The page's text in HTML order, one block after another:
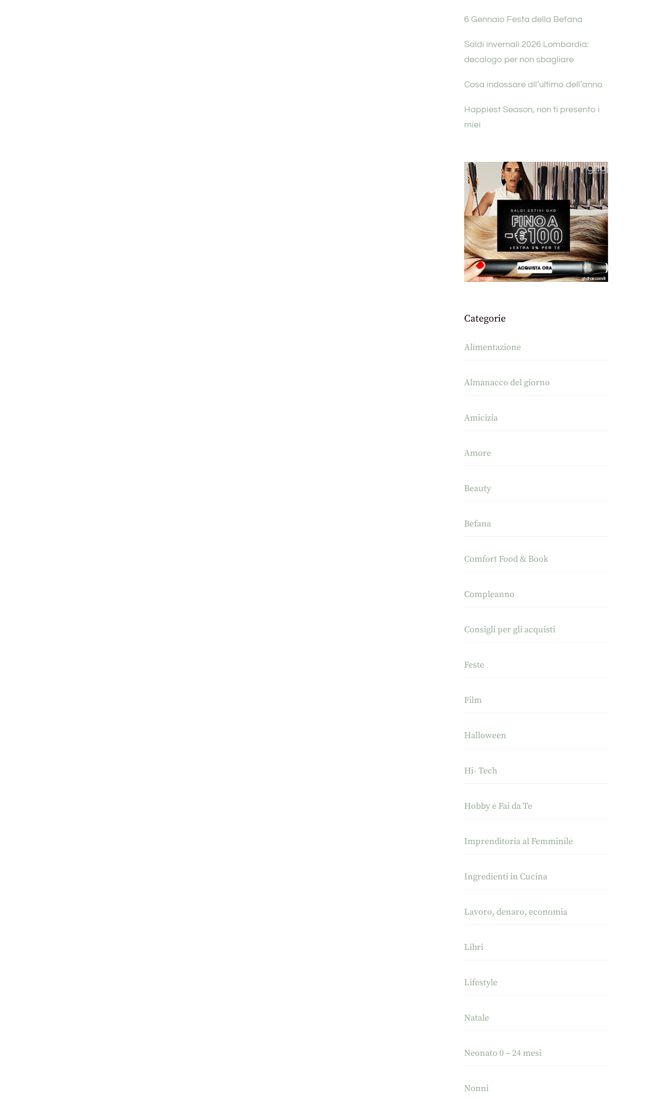
6 Gennaio Festa della Befana
Saldi invernali 2026 Lombardia:
decalogo per non sbagliare
Cosa indossare all’ultimo dell’anno
Happiest Season, non ti presento i
miei
Categorie
Alimentazione
Almanacco del giorno
Amicizia
Amore
Beauty
Befana
Comfort Food & Book
Compleanno
Consigli per gli acquisti
Feste
Film
Halloween
Hi- Tech
Hobby e Fai da Te
Imprenditoria al Femminile
Ingredienti in Cucina
Lavoro, denaro, economia
Libri
Lifestyle
Natale
Neonato 0 – 24 mesi
Nonni